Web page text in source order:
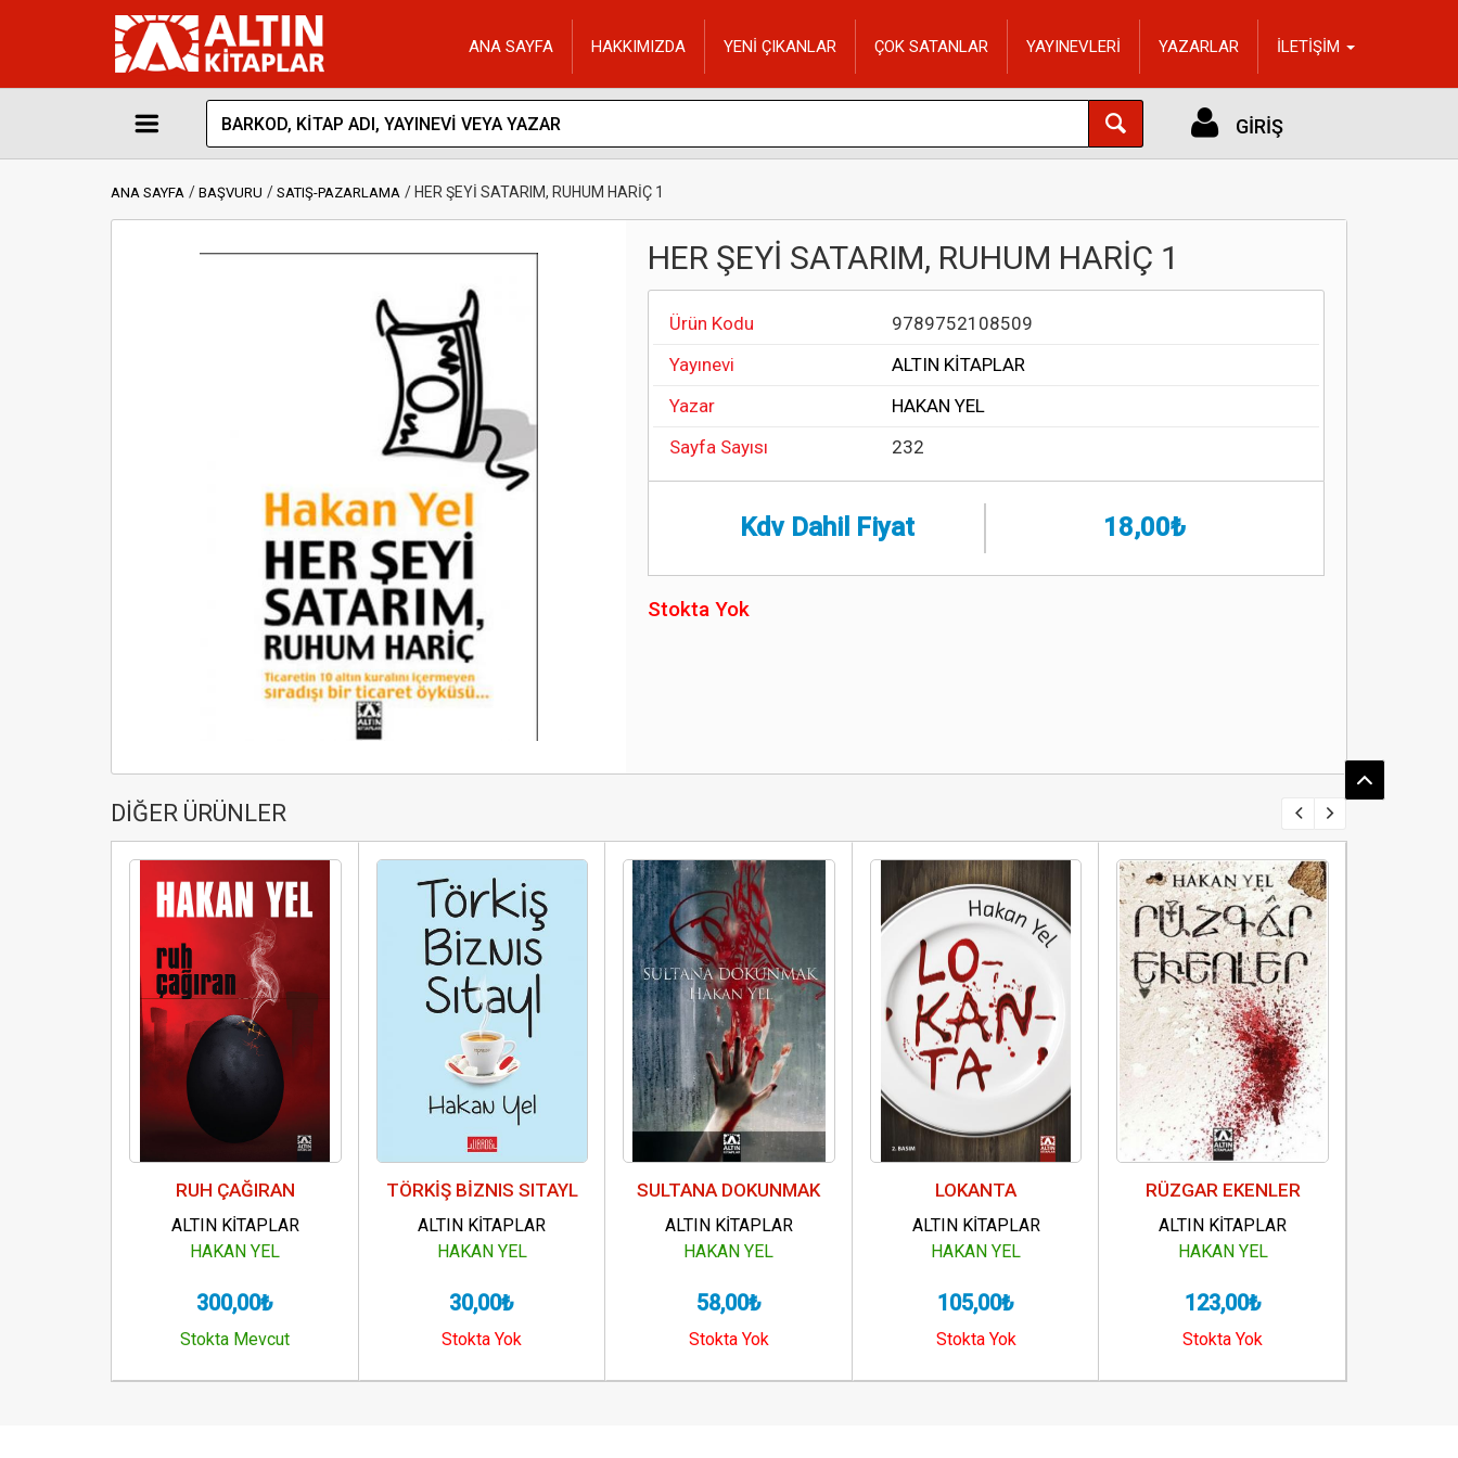
ANA SAYFA HAKKIMIZDA YENİ ÇIKANLAR ÇOK SATANLAR YAYINEVLERİ YAZARLAR İLETİŞİM
GİRİŞ
ANA SAYFA BAŞVURU SATIŞ-PAZARLAMA HER ŞEYİ SATARIM, RUHUM HARİÇ 1
HER ŞEYİ SATARIM, RUHUM HARİÇ 1
Ürün Kodu
9789752108509
Yayınevi
ALTIN KİTAPLAR
Yazar
HAKAN YEL
Sayfa Sayısı
232
Kdv Dahil Fiyat 18,00₺
Stokta Yok
DİĞER ÜRÜNLER
RUH ÇAĞIRAN
ALTIN KİTAPLAR
HAKAN YEL
300,00₺
Stokta Mevcut
TÖRKİŞ BİZNIS SITAYL
ALTIN KİTAPLAR
HAKAN YEL
30,00₺
Stokta Yok
SULTANA DOKUNMAK
ALTIN KİTAPLAR
HAKAN YEL
58,00₺
Stokta Yok
LOKANTA
ALTIN KİTAPLAR
HAKAN YEL
105,00₺
Stokta Yok
RÜZGAR EKENLER
ALTIN KİTAPLAR
HAKAN YEL
123,00₺
Stokta Yok